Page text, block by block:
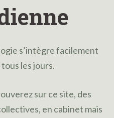
s’intègre facilement
les jours.
sur ce site, des
en cabinet mais